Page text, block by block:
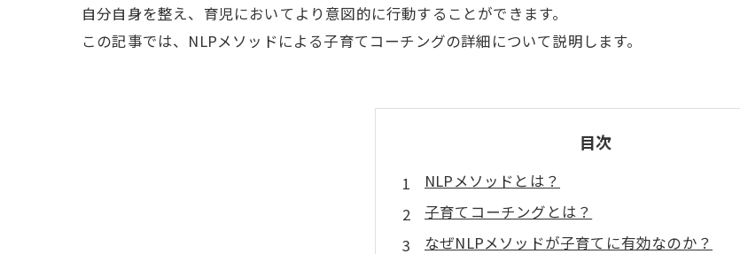
自分自身を整え、育児においてより意図的に行動することができます。
この記事では、NLPメソッドによる子育てコーチングの詳細について説明します。
目次
NLPメソッドとは？
子育てコーチングとは？
なぜNLPメソッドが子育てに有効なのか？